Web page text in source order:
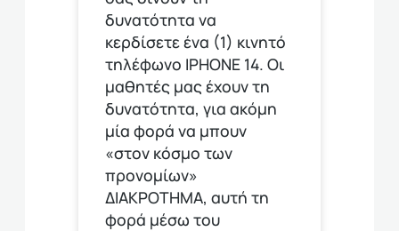
δυνατότητα να
κερδίσετε ένα (1) κινητό
τηλέφωνο ΙΡΗΟΝΕ 14. Οι
μαθητές μας έχουν τη
δυνατότητα, για ακόμη
μία φορά να μπουν
«στον κόσμο των
προνομίων»
ΔΙΑΚΡΟΤΗΜΑ, αυτή τη
φορά μέσω του